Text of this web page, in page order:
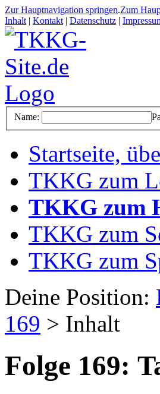
Zur Hauptnavigation springen.Zum
Inhalt | Kontakt | Datenschutz |
Name:
Startseite,
TKKG zum
TKKG zum
TKKG zum
TKKG zum
Deine Position:
169 > Inhalt
Folge 169: